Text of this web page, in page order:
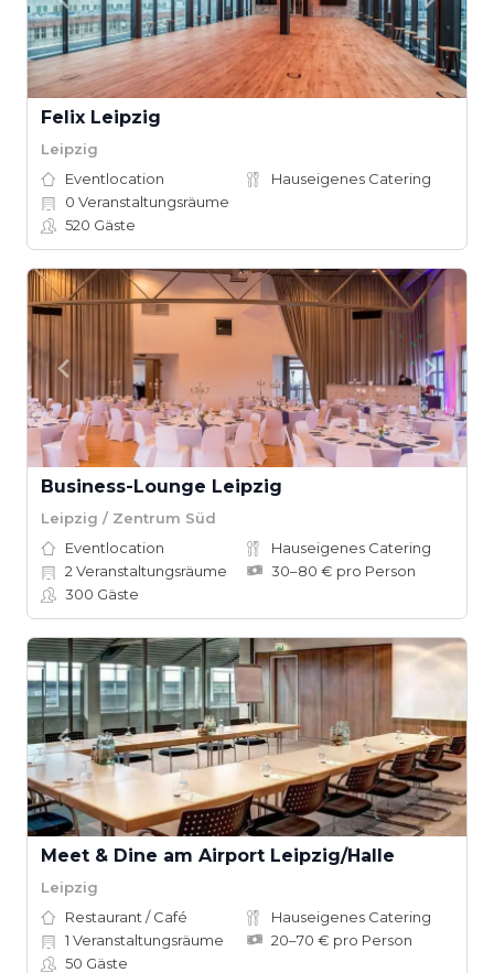
Felix Leipzig
Leipzig
Eventlocation
Hauseigenes Catering
0 Veranstaltungsräume
520 Gäste
Business-Lounge Leipzig
Leipzig / Zentrum Süd
Eventlocation
Hauseigenes Catering
2 Veranstaltungsräume
30–80 € pro Person
300 Gäste
Meet & Dine am Airport Leipzig/Halle
Leipzig
Restaurant / Café
Hauseigenes Catering
1 Veranstaltungsräume
20–70 € pro Person
50 Gäste